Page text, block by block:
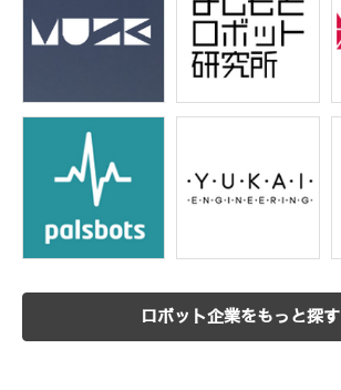
ロボット企業をもっと探す